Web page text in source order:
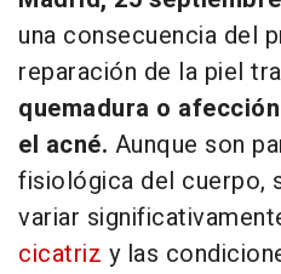
una consecuencia del
reparación de la piel
quemadura o
el acné. Aunque son
fisiológica del cuerpo,
variar
cicatriz y las